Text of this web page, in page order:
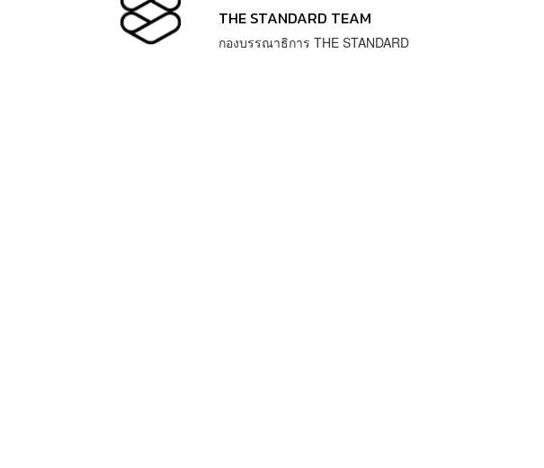
THE STANDARD TEAM
กองบรรณาธิการ THE STANDARD